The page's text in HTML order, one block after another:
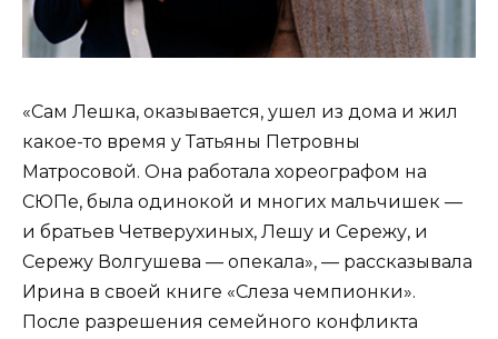
«Сам Лешка, оказывается, ушел из дома и жил
какое-то время у Татьяны Петровны
Матросовой. Она работала хореографом на
СЮПе, была одинокой и многих мальчишек —
и братьев Четверухиных, Лешу и Сережу, и
Сережу Волгушева — опекала», — рассказывала
Ирина в своей книге «Слеза чемпионки».
После разрешения семейного конфликта